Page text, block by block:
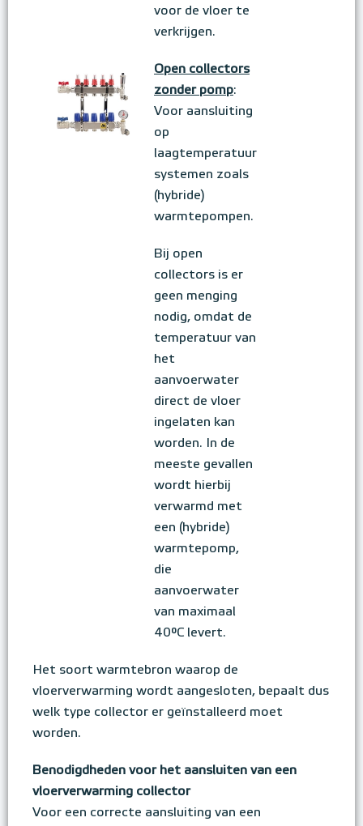
voor de vloer te
verkrijgen.
Open collectors
zonder pomp:
Voor aansluiting
op
laagtemperatuur
systemen zoals
(hybride)
warmtepompen.
Bij open
collectors is er
geen menging
nodig, omdat de
temperatuur van
het
aanvoerwater
direct de vloer
ingelaten kan
worden. In de
meeste gevallen
wordt hierbij
verwarmd met
een (hybride)
warmtepomp,
die
aanvoerwater
van maximaal
40°C levert.
Het soort warmtebron waarop de
vloerverwarming wordt aangesloten, bepaalt dus
welk type collector er geïnstalleerd moet
worden.
Benodigdheden voor het aansluiten van een
vloerverwarming collector
Voor een correcte aansluiting van een